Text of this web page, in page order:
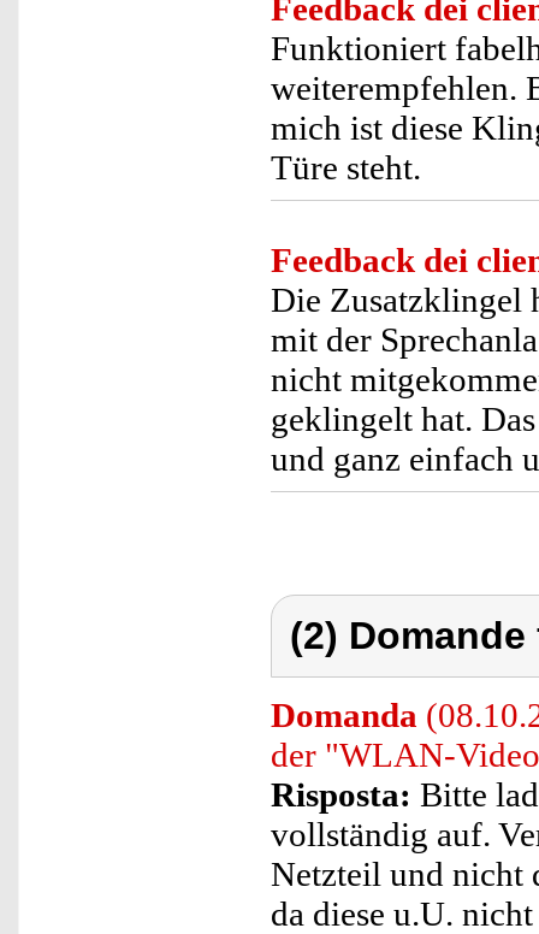
Feedback dei
Funktioniert
weiterempfehlen.
mich ist diese
Türe steht.
Feedback dei
Die Zusatzklingel
mit der
nicht
geklingelt hat.
und ganz einfach
(2)
Domanda
der "WLAN-
Risposta: Bitte
vollständig auf.
Netzteil und nicht
da diese u.U.